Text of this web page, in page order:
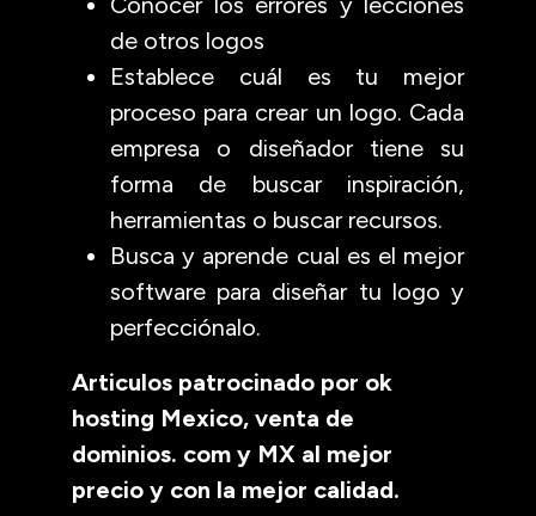
de otros logos
Establece cuál es tu mejor
proceso para crear un logo. Cada
empresa o diseñador tiene su
forma de buscar inspiración,
herramientas o buscar recursos.
Busca y aprende cual es el mejor
software para diseñar tu logo y
perfecciónalo.
Articulos patrocinado por ok
hosting Mexico, venta de
dominios. com y MX al mejor
precio y con la mejor calidad.